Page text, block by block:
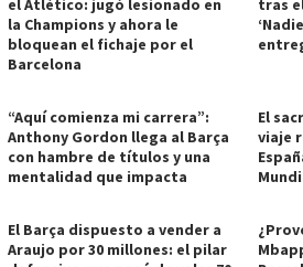
el Atlético: jugó lesionado en
la Champions y ahora le
bloquean el fichaje por el
Barcelona
tras
“Aquí comienza mi carrera”:
Anthony Gordon llega al Barça
con hambre de títulos y una
mentalidad que impacta
El
viaje
El Barça dispuesto a vender a
Araujo por 30 millones: el pilar